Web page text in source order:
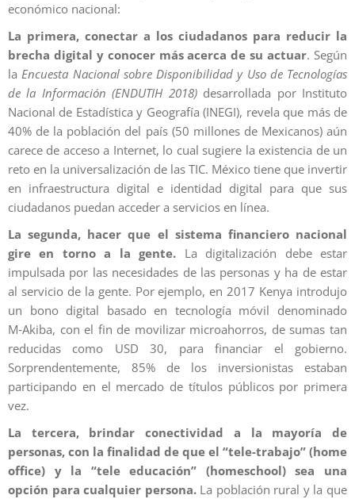
económico nacional:
La primera, conectar a los ciudadanos para reducir la
brecha digital y conocer más acerca de su actuar. Según
laEncuesta Nacional sobre Disponibilidad y Uso de Tecnologías
de la Información (ENDUTIH 2018) desarrollada por Instituto
Nacional de Estadística y Geografía (INEGI), revela que más de
40% de la población del país (50 millones de Mexicanos) aún
carece de acceso a Internet, lo cual sugiere la existencia de un
reto en la universalización de las TIC. México tiene que invertir
en infraestructura digital e identidad digital para que sus
ciudadanos puedan acceder a servicios en línea.
La segunda, hacer que el sistema financiero nacional
gire en torno a la gente. La digitalización debe estar
impulsada por las necesidades de las personas y ha de estar
al servicio de la gente. Por ejemplo, en 2017 Kenya introdujo
un bono digital basado en tecnología móvil denominado
M‑Akiba, con el fin de movilizar microahorros, de sumas tan
reducidas como USD 30, para financiar el gobierno.
Sorprendentemente, 85% de los inversionistas estaban
participando en el mercado de títulos públicos por primera
vez.
La tercera, brindar conectividad a la mayoría de
personas, con la finalidad de que el “tele-trabajo” (home
office) y la “tele educación” (homeschool) sea una
opción para cualquier persona.La población rural y la que